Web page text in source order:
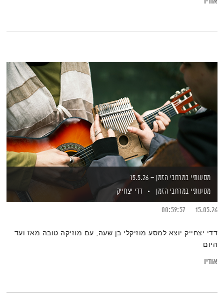
מסעותיי במרחבי הזמן – 15.5.26
מסעותיי במרחבי הזמן
דדי יצחייק
15.05.26
00:59:57
דדי יצחייק יוצא למסע מוזיקלי בן שעה, עם מוזיקה טובה מאז ועד
היום
אודיו